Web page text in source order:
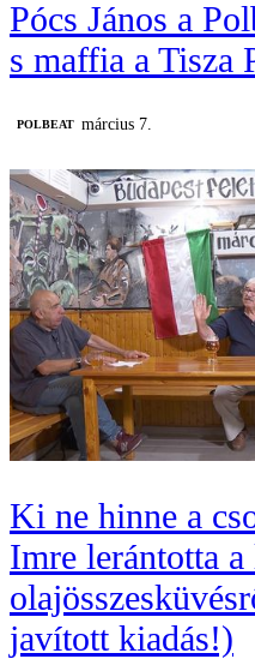
Pócs János a
s maffia a Tisza
‎POLBEAT március 7.
Ki ne hinne a
Imre lerántotta
javított kiadás!)